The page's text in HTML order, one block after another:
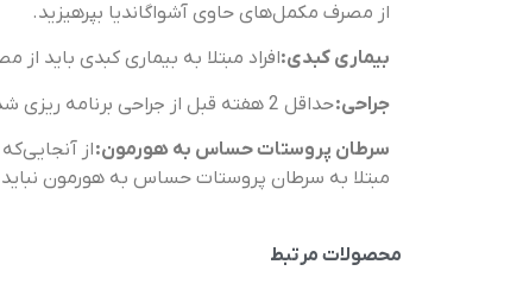
از مصرف مکمل‌های حاوی آشواگاندیا بپرهیزید.
بیماری کبدی:افراد مبتلا به بیماری کبدی باید
جراحی:حداقل 2 هفته قبل از جراحی برنامه ریزی شده مصرف مکمل را متوقف کنید.
سرطان پروستات حساس به هورمون:از
مبتلا به سرطان پروستات حساس به هورمون
محصولات مرتبط